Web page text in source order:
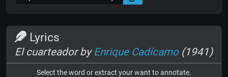
Lyrics
El cuarteador by Enrique Cadícamo(1941)
Select the word or extract your want to annotate.